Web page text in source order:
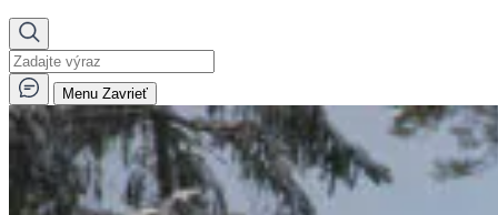
Menu Zavrieť